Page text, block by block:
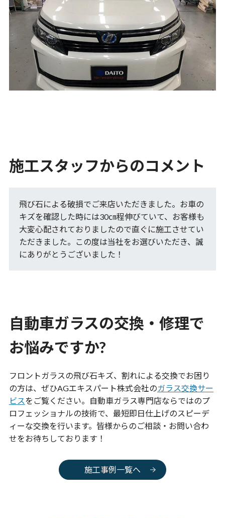
施工スタッフからのコメント
飛び石による破損でご来店いただきました。お車の
キズを確認した時には30㎝程伸びていて、お客様も
大変心配されておりましたので直ぐに施工させてい
ただきました。この度は当社をお選びいただき、誠
にありがとうございました！
自動車ガラスの交換・修理で
お悩みですか?
フロントガラスの飛び石キズ、割れによる交換でお困り
の方は、ぜひAGエキスパート株式会社のガラス交換サー
ビスをご覧ください。自動車ガラス専門店ならではのプ
ロフェッショナルの技術で、最短即日仕上げのスピーデ
ィーな交換を行います。皆様からのご相談・お問い合わ
せをお待ちしております！
施工事例一覧へ